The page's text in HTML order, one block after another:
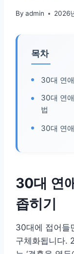
By admin 2026
목차
30대 연
30대 연
법
30대 연
30대 연
좁히기
30대에 접어들
구체화됩니다.